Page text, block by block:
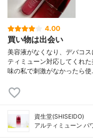
4.00
買い物は出会い
美容液がなくなり、デバコ
ティミューン対応してくれ
味の私で刺激がなかったら
資生堂(SHISEIDO)
アルティミューン パ